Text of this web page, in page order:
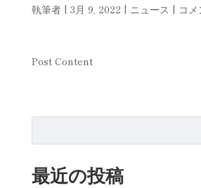
執筆者 | 3月 9, 2022 | ニュース | コ
Post Content
最近の投稿